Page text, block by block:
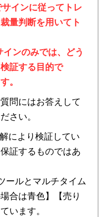
インに従ってトレ
量判断を用いてト
ンのみでは、どう
証する目的で
。
問にはお答えして
さい。
により検証してい
証するものではあ
ールとマルチタイム
合は青色】【売り
います。